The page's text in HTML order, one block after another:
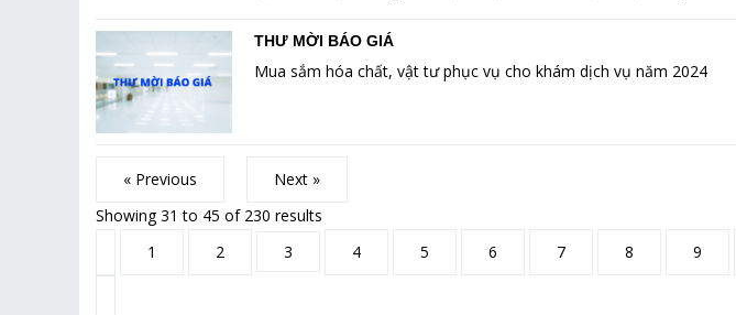
THƯ MỜI BÁO GIÁ
Mua sắm hóa chất, vật tư phục vụ cho khám dịch vụ năm 2024
« Previous
Next »
Showing31 to 45 of 230 results
1
2 3 4 5 6 7 8 9